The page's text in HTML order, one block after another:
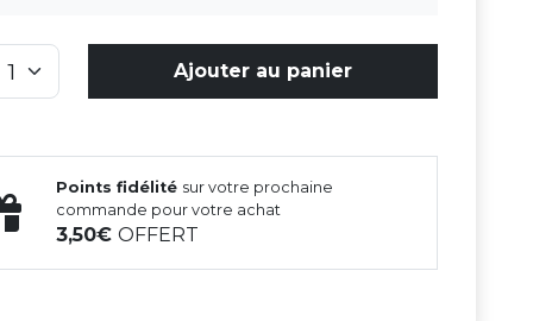
Ajouter au panier
Points fidélité sur votre prochaine
commande pour votre achat
3,50OFFERT